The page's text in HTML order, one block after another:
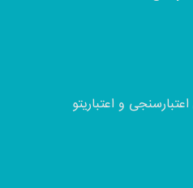
و اعتباریتو